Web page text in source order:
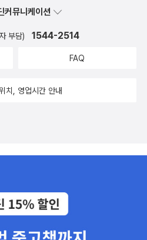
커뮤니케이션
부담) 1544-2514
FAQ
치, 영업시간 안내